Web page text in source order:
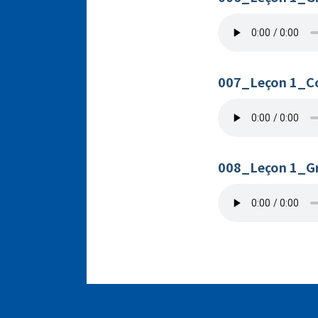
007_Leçon
008_Leçon